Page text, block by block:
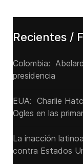
Recientes /
Colombia:
presidencia
EUA: Charlie
Ogles en las
La inacción
contra Estados